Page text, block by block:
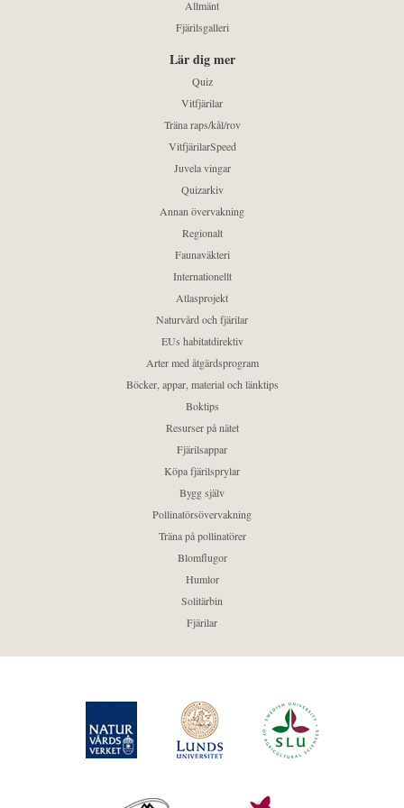
Allmänt
Fjärilsgalleri
Lär dig mer
Quiz
Vitfjärilar
Träna raps/kål/rov
VitfjärilarSpeed
Juvela vingar
Quizarkiv
Annan övervakning
Regionalt
Faunaväkteri
Internationellt
Atlasprojekt
Naturvård och fjärilar
EUs habitatdirektiv
Arter med åtgärdsprogram
Böcker, appar, material och länktips
Boktips
Resurser på nätet
Fjärilsappar
Köpa fjärilsprylar
Bygg själv
Pollinatörsövervakning
Träna på pollinatörer
Blomflugor
Humlor
Solitärbin
Fjärilar